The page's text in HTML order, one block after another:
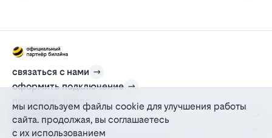
связаться с нами
оформить подключение
проверить адрес
для дома
информация
мы используем файлы cookie для улучшения работы
сайта. продолжая, вы соглашаетесь
с их использованием